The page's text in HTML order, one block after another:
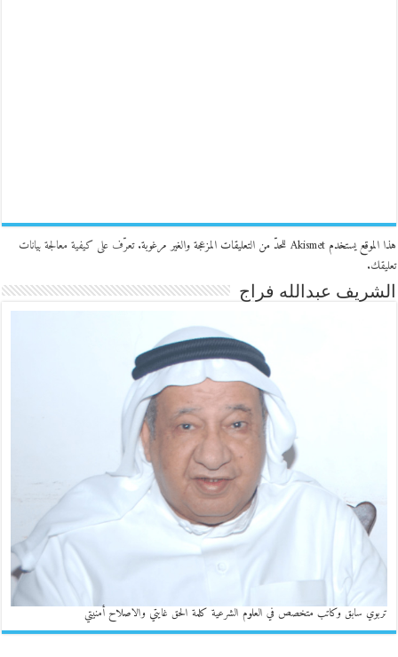
هذا الموقع يستخدم Akismet للحدّ من التعليقات المزعجة والغير مرغوبة.
تعرّف على كيفية معالجة بيانات
تعليقك.
الشريف عبدالله فراج
تربوي سابق وكاتب متخصص في العلوم الشرعية كلمة الحق غايتي والاصلاح أمنيتي